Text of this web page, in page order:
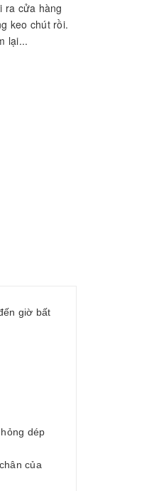
ra cửa hàng
keo chút rồi.
lại...
giờ bất
dép
của